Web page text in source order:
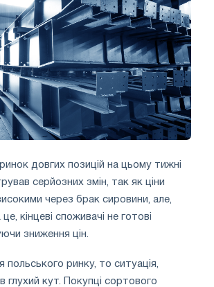
довгих позицій на цьому тижні
серйозних змін, так як ціни
через брак сировини, але,
кінцеві споживачі не готові
зниження цін.
ринку, то ситуація,
глухий кут. Покупці сортового